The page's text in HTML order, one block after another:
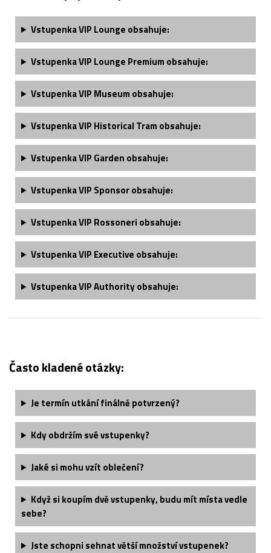
Vstupenka VIP Lounge obsahuje:
Vstupenka VIP Lounge Premium obsahuje:
Vstupenka VIP Museum obsahuje:
Vstupenka VIP Historical Tram obsahuje:
Vstupenka VIP Garden obsahuje:
Vstupenka VIP Sponsor obsahuje:
Vstupenka VIP Rossoneri obsahuje:
Vstupenka VIP Executive obsahuje:
Vstupenka VIP Authority obsahuje:
Často kladené otázky:
Je termín utkání finálně potvrzený?
Kdy obdržím své vstupenky?
Jaké si mohu vzít oblečení?
Když si koupím dvě vstupenky, budu mít místa vedle
sebe?
Jste schopni sehnat větší množství vstupenek?